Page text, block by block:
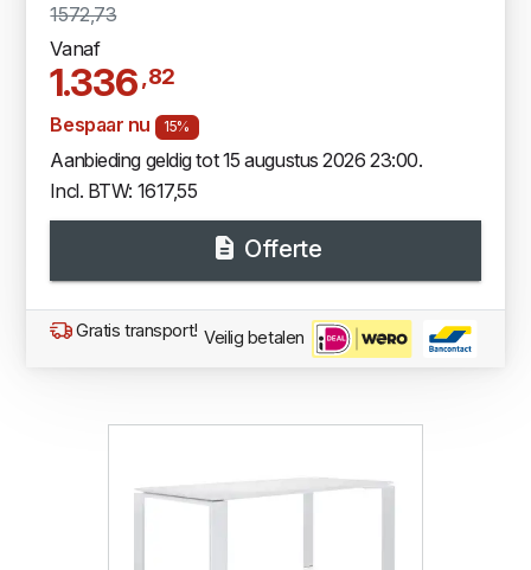
1572,73
Vanaf
1.336,82
Bespaar nu 15%
Aanbieding geldig tot 15 augustus 2026 23:00.
Incl. BTW: 1617,55
Offerte
Gratis transport! Veilig betalen